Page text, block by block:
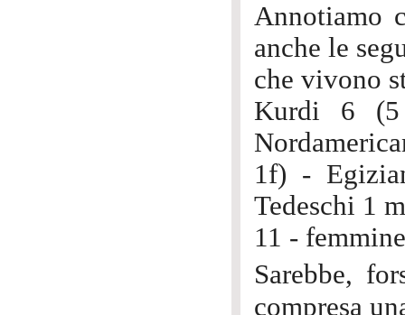
Annotiamo
anche le
che vivono
Kurdi 6
1f) -
Tedeschi 1
11 -
Sarebbe,
compresa